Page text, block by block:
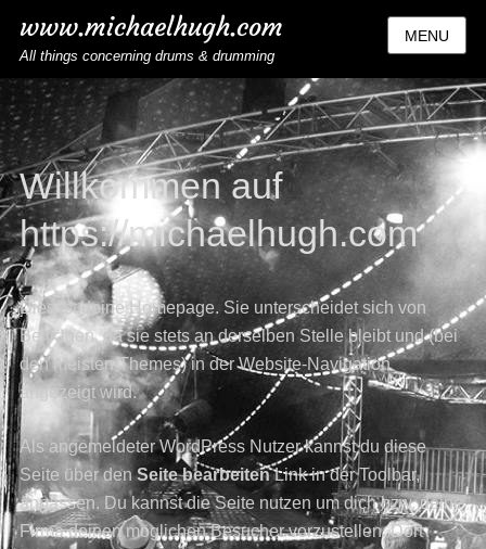
www.michaelhugh.com
All things concerning drums & drumming
MENU
Willkommen auf
https://michaelhugh.com
Dies ist deine Homepage. Sie unterscheidet sich von
Beiträgen, da sie stets an derselben Stelle bleibt und (bei
den meisten Themes) in der Website-Navigation
angezeigt wird.
Als angemeldeter WordPress Nutzer kannst du diese
Seite über denSeite bearbeitenLink in der Toolbar,
anpassen. Du kannst die Seite nutzen um dich bzw. deine
Firma deinen möglichen Besucher vorzustellen. Dort